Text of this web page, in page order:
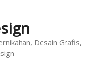
Desain Grafis,